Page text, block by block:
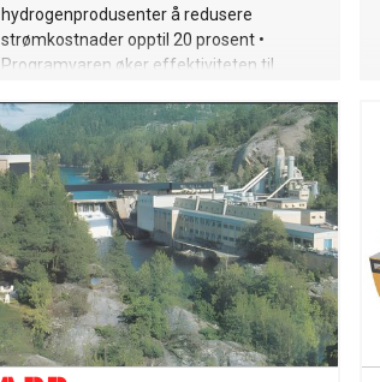
hydrogenprodusenter å redusere
strømkostnader opptil 20 prosent •
Programvaren øker effektiviteten til
produksjon av grønn hydrogen • Ved å
inkludere prognoser og detaljert
planlegging sikrer løsningen at
produsenter kan handle kraft på en
smartere måte